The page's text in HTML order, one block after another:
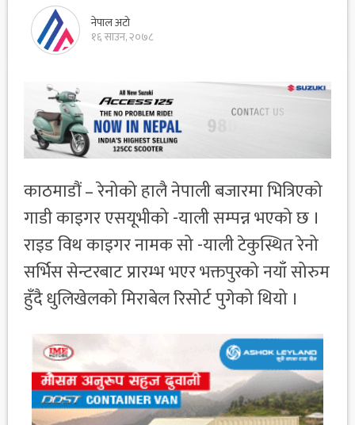
नेपाल अटो
१६ साउन, २०७८
काठमाडौं – रेनोको हालै नेपाली बजारमा भित्रिएको
गाडी काइगर एसयूभीको -याली सम्पन्न भएको छ ।
राइड विथ काइगर नामक सो -याली टेकुस्थित रेनो
सर्भिस सेन्टरबाट प्रारम्भ भएर भक्तपुरको नयाँ सोरुम
हुँदै धुलिखेलको मिराबेल रिसोर्ट पुगेको थियो ।